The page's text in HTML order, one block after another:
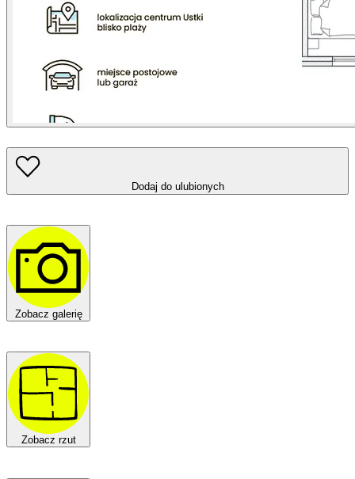
Dodaj do ulubionych
Zobacz galerię
Zobacz rzut